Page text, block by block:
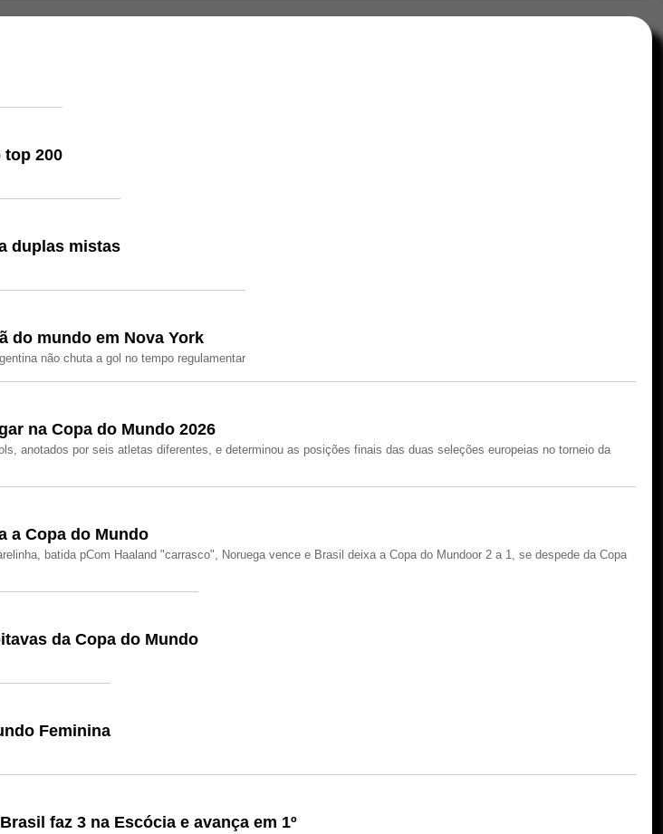
top 200
duplas mistas
do mundo em Nova York
não chuta a gol no tempo regulamentar
na Copa do Mundo 2026
anotados por seis atletas diferentes, e determinou as posições finais das duas seleções europeias no torneio da
a Copa do Mundo
batida pCom Haaland "carrasco", Noruega vence e Brasil deixa a Copa do Mundoor 2 a 1, se despede da Copa
da Copa do Mundo
Feminina
faz 3 na Escócia e avança em 1º